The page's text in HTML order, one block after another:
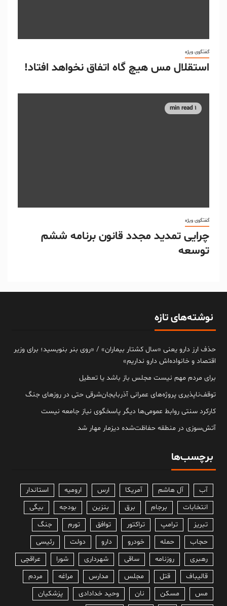
گفتگوی ویژه
استقلال مس هیچ گاه اتفاق نخواهد افتاد!
1 min read
گفتگوی ویژه
چرایی تمدید مجدد قانون برنامه ششم
توسعه
نوشته‌های تازه
حذف ارز دارو یعنی «سال کشتار بیماران» / «روی بنر بنویسید؛ برای وزیر
اقتصاد و خانواده‌اش دارو نداریم»
برای مردم مهم نیست مجلس باز باشد یا تعطیل
توقف‌ناپذیری پروژه‌های عمرانی آذربایجان‌شرقی حتی در روزهای جنگ
کارکرد سنتی روابط عمومی‌ها دیگر پاسخگوی نیاز جامعه نیست
آتش‌سوزی در منطقه حفاظت‌شده دیزمار مهار شد
برچسب‌ها
آب آل هاشم آمریکا ارس ارومیه
استاندار
انتخابات
برجام برق بنزین بودجه
بیگی
تبریز
ترامپ تراکتور توافق تورم
جنگ
حجاب
حمله خودرو دارو دولت
رئیسی
رهبری
روزنامه ساقی شهرداری شورا
عراقچی
قالیباف
قتل مجلس مدارس مراغه
مردم
مس
مسکن نان وحید خدادادی
پزشکیان